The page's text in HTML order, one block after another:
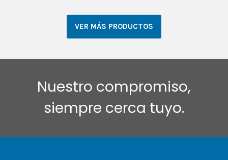
VER MÁS PRODUCTOS
Nuestro compromiso,
siempre cerca tuyo.